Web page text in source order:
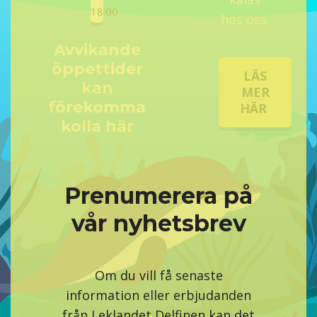
18:00
Avvikande
öppettider
kan
förekomma
kolla här
hos oss.
LÄS
MER
HÄR
Prenumerera på
vår nyhetsbrev
Om du vill få senaste
information eller erbjudanden